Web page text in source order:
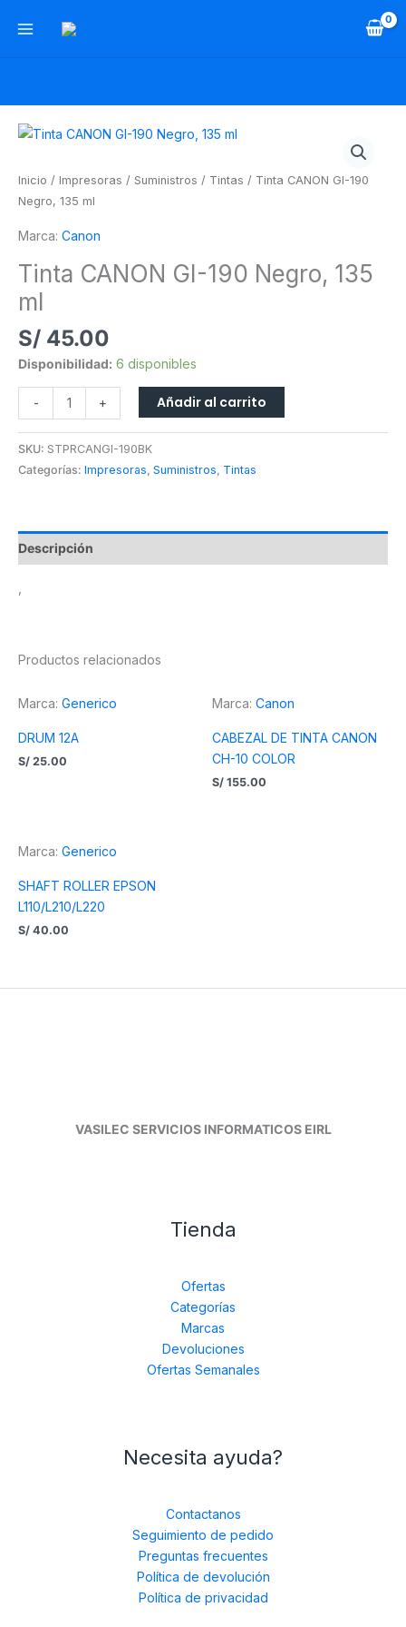
Inicio / Impresoras / Suministros / Tintas / Tinta CANON GI-190
Negro, 135 ml
Marca: Canon
Tinta CANON GI-190 Negro, 135
ml
S/ 45.00
Disponibilidad: 6 disponibles
-
Tinta
GI-
190
135
cantidad
+ Añadir al carrito
SKU: STPRCANGI-190BK
Categorías: Impresoras, Suministros, Tintas
Descripción
Productos relacionados
Marca: Generico
DRUM 12A
S/ 25.00
Marca: Canon
CABEZAL DE TINTA CANON
CH-10 COLOR
S/ 155.00
Marca: Generico
SHAFT ROLLER EPSON
L110/L210/L220
S/ 40.00
VASILEC SERVICIOS INFORMATICOS EIRL
Tienda
Ofertas
Categorías
Marcas
Devoluciones
Ofertas Semanales
Necesita ayuda?
Contactanos
Seguimiento de pedido
Preguntas frecuentes
Política de devolución
Política de privacidad